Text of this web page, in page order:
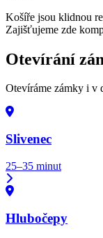
Košíře jsou klidnou
Zajišťujeme zde
Otevírání
Otevíráme zámky i v
Slivenec
25–35 minut
Hlubočepy